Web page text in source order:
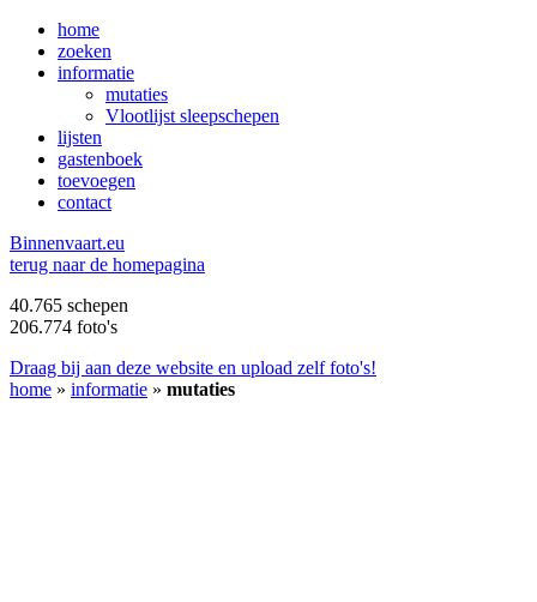
home
zoeken
informatie
mutaties
Vlootlijst sleepschepen
lijsten
gastenboek
toevoegen
contact
Binnenvaart.eu
terug naar de homepagina
40.765 schepen
206.774 foto's
Draag bij aan deze website en upload zelf foto's!
home » informatie » mutaties